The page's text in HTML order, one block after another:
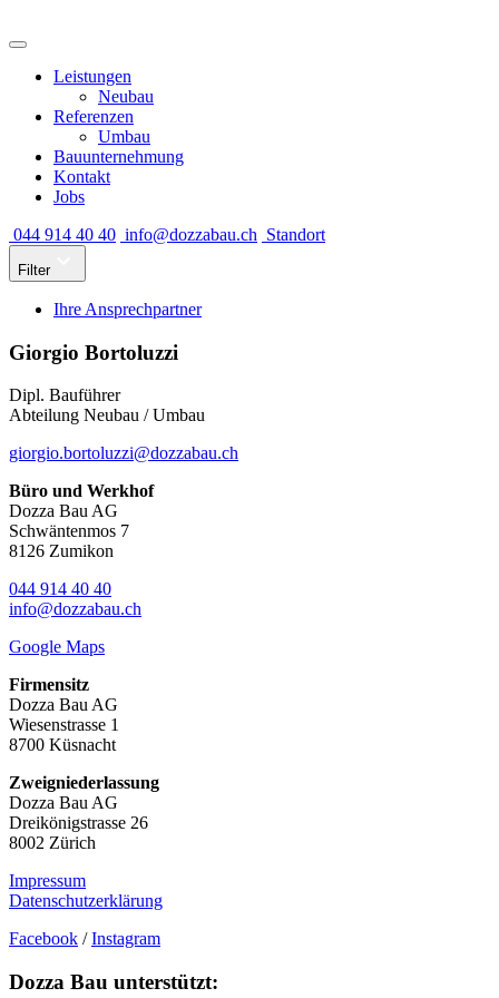
Leistungen
Neubau
Referenzen
Umbau
Bauunternehmung
Kontakt
Jobs
044 914 40 40 info@dozzabau.ch Standort
Filter
Ihre Ansprechpartner
Giorgio Bortoluzzi
Dipl. Bauführer
Abteilung Neubau / Umbau
giorgio.bortoluzzi@dozzabau.ch
Büro und Werkhof
Dozza Bau AG
Schwäntenmos 7
8126 Zumikon
044 914 40 40
info@dozzabau.ch
Google Maps
Firmensitz
Dozza Bau AG
Wiesenstrasse 1
8700 Küsnacht
Zweigniederlassung
Dozza Bau AG
Dreikönigstrasse 26
8002 Zürich
Impressum
Datenschutzerklärung
Facebook /Instagram
Dozza Bau unterstützt: